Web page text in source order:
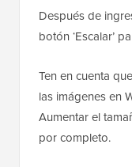
Después de
botón ‘Escalar’
Ten en cuenta
las imágenes en
Aumentar el
por completo.